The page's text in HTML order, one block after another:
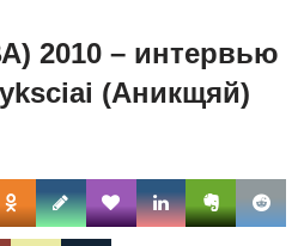
2010 – интервью
(Аникщяй)